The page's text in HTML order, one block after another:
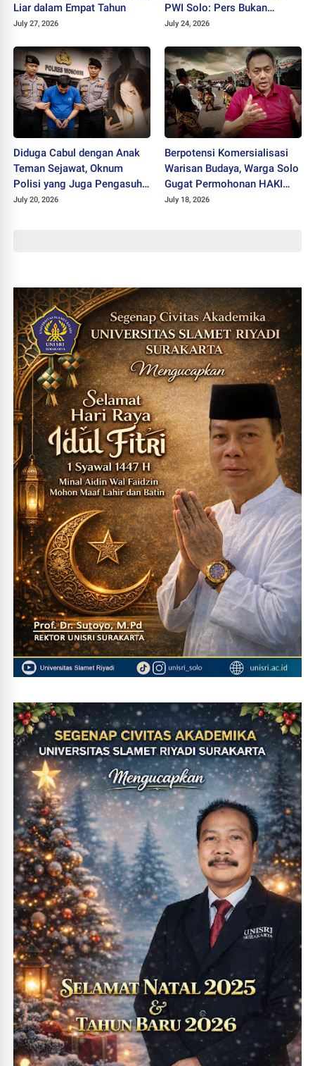
Liar dalam Empat Tahun
July 27, 2026
PWI Solo: Pers Bukan
Musuh Pemerintah
July 24, 2026
Diduga Cabul dengan Anak
Teman Sejawat, Oknum
Polisi yang Juga Pengasuh
Ponpes Ditahan Polres
July 20, 2026
Berpotensi Komersialisasi
Warisan Budaya, Warga Solo
Gugat Permohonan HAKI
"SISKS Pakubuwono XIV"
July 18, 2026